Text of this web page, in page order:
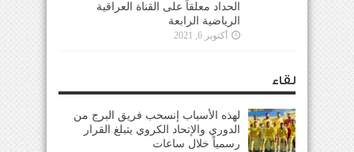
الحداد معلقاً على القناة العراقية
الرياضية الرابعة
أكتوبر 6, 2021
لقاء
لهذه الأسباب إنسحب فريق البرج من
الدوري والإتحاد الكروي يتبلغ القرار
رسمياً خلال ساعات